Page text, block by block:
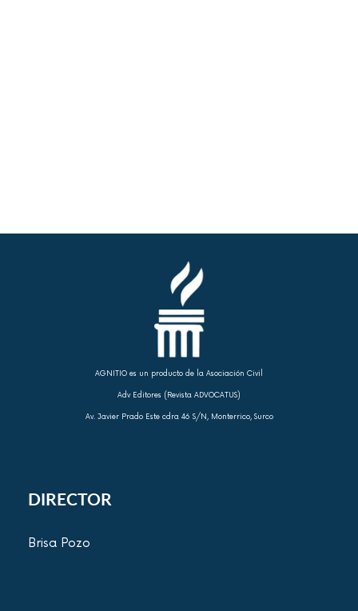
AGNITIO es un producto de la Asociación Civil
Adv Editores (Revista ADVOCATUS)
Av. Javier Prado Este cdra 46 S/N, Monterrico, Surco
DIRECTOR
Brisa Pozo